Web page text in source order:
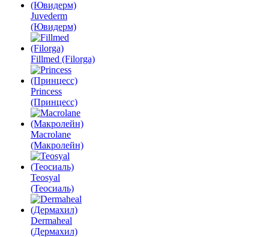
Juvederm
(Ювидерм)
Fillmed (Filorga)
Princess
(Принцесс)
Macrolane
(Макролейн)
Teosyal
(Теосиаль)
Dermaheal
(Дермахил)